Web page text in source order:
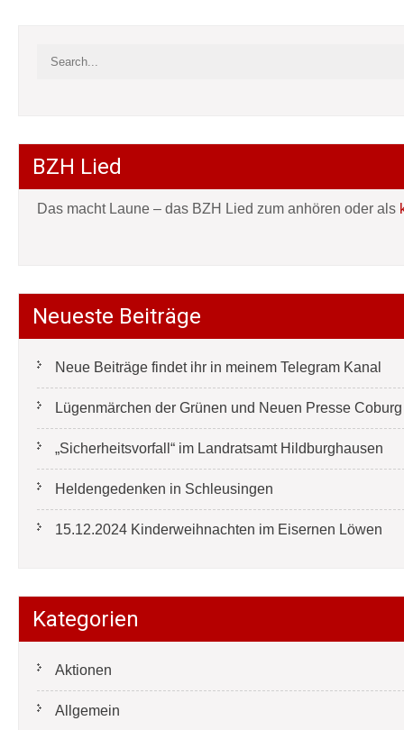
BZH Lied
Das macht Laune – das BZH Lied zum anhören oder als
Neueste Beiträge
Neue Beiträge findet ihr in meinem Telegram Kanal
Lügenmärchen der Grünen und Neuen Presse
„Sicherheitsvorfall“ im Landratsamt Hildburghausen
Heldengedenken in Schleusingen
15.12.2024 Kinderweihnachten im Eisernen Löwen
Kategorien
Aktionen
Allgemein